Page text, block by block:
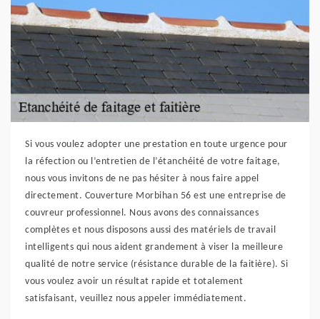
Si vous voulez adopter une prestation en toute urgence pour
la réfection ou l’entretien de l’étanchéité de votre faitage,
nous vous invitons de ne pas hésiter à nous faire appel
directement. Couverture Morbihan 56 est une entreprise de
couvreur professionnel. Nous avons des connaissances
complètes et nous disposons aussi des matériels de travail
intelligents qui nous aident grandement à viser la meilleure
qualité de notre service (résistance durable de la faitière). Si
vous voulez avoir un résultat rapide et totalement
satisfaisant, veuillez nous appeler immédiatement.